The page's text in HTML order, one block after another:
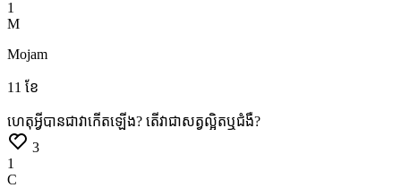
1
M
Mojam
11 ខែ
ហេតុអ្វីបានជាវាកើតឡើង? តើវាជាសត្វល្អិតឬជំងឺ?
3
1
C